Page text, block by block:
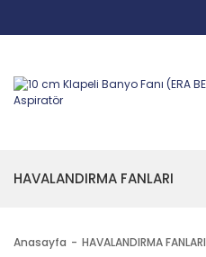
HAVALANDIRMA FANLARI
Anasayfa HAVALANDIRMA FANLARI